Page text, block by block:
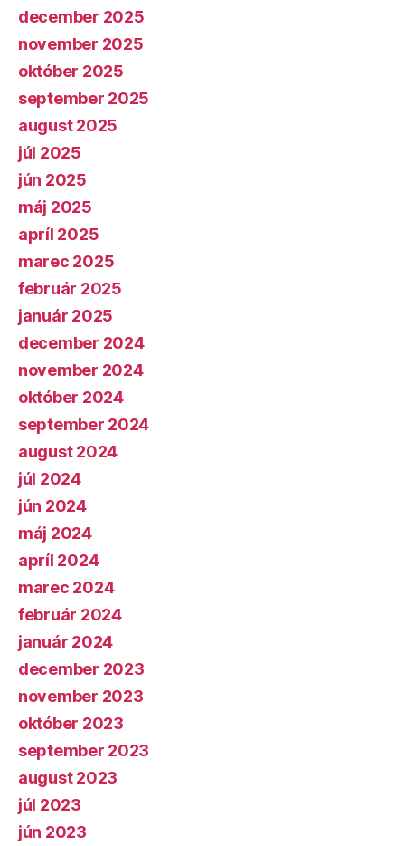
december 2025
november 2025
október 2025
september 2025
august 2025
júl 2025
jún 2025
máj 2025
apríl 2025
marec 2025
február 2025
január 2025
december 2024
november 2024
október 2024
september 2024
august 2024
júl 2024
jún 2024
máj 2024
apríl 2024
marec 2024
február 2024
január 2024
december 2023
november 2023
október 2023
september 2023
august 2023
júl 2023
jún 2023